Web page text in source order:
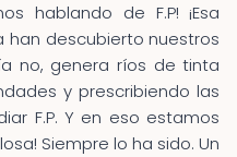
hablando de F.P! ¡Esa
han descubierto nuestros
no, genera ríos de tinta
y prescribiendo las
F.P. Y en eso estamos
Siempre lo ha sido. Un